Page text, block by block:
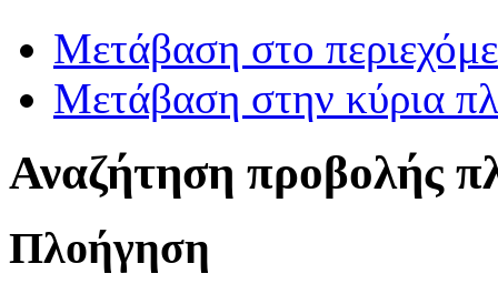
Μετάβαση στο
Μετάβαση στην κύρια
Αναζήτηση προβολής
Πλοήγηση